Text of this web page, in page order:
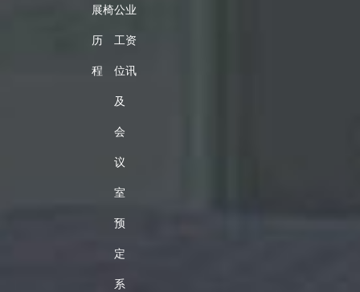
展
历
程
椅公
工
位
及
会
议
室
预
定
系
业
资
讯